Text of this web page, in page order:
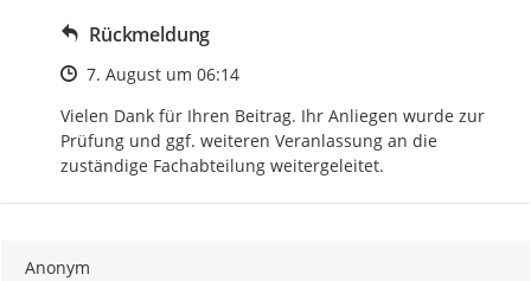
Rückmeldung
Zeitpunkt des Erstellens
7. August um 06:14
Vielen Dank für Ihren Beitrag. Ihr Anliegen wurde zur
Prüfung und ggf. weiteren Veranlassung an die
zuständige Fachabteilung weitergeleitet.
Anonym